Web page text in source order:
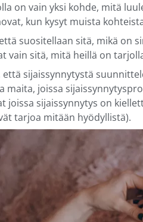
on vain yksi kohde, mitä
kun kysyt muista
suositellaan sitä, mikä on
vain sitä, mitä heillä on
että sijaissynnytystä
maita, joissa
joissa sijaissynnytys on
tarjoa mitään hyödyllistä).